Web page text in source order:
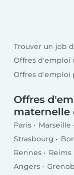
Trouver un job
Offres d'emploi
Offres d'emploi
Offres
maternelle
Paris Marseille
Strasbourg
Rennes
Reims
Angers